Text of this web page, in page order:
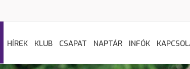
HÍREK KLUB CSAPAT NAPTÁR INFÓK